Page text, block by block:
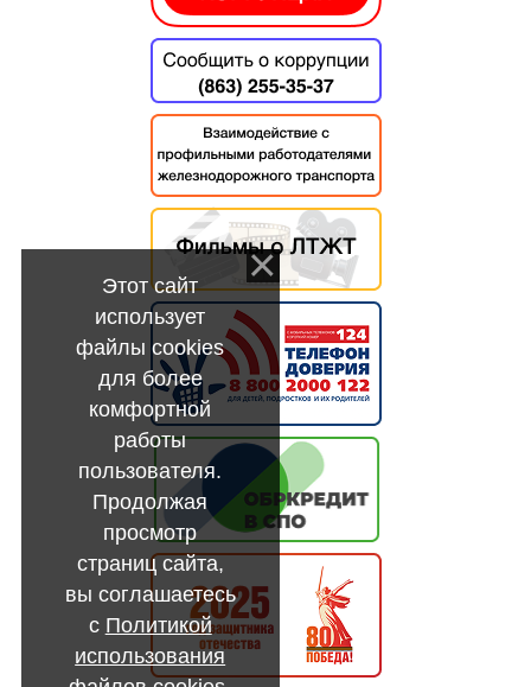
Этот сайт
использует
файлы cookies
для более
комфортной
работы
пользователя.
Продолжая
просмотр
страниц сайта,
вы соглашаетесь
с Политикой
использования